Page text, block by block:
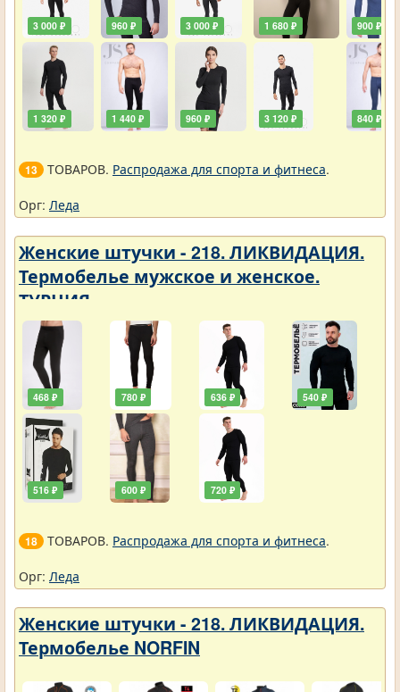
3 000 ₽
1 320 ₽
960 ₽
1 440 ₽
3 000 ₽
960 ₽
1 680 ₽
3 120 ₽
900 ₽
840 ₽
13 ТОВАРОВ. Распродажа для спорта и фитнеса.
Орг: Леда
Женские штучки - 218. ЛИКВИДАЦИЯ.
Термобелье мужское и женское.
ТУРЦИЯ
468 ₽
516 ₽
780 ₽
600 ₽
636 ₽
720 ₽
540 ₽
18 ТОВАРОВ. Распродажа для спорта и фитнеса.
Орг: Леда
Женские штучки - 218. ЛИКВИДАЦИЯ.
Термобелье NORFIN